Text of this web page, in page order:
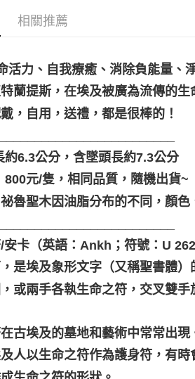
相關推薦
活力、自我療癒、消除負能量、
蘭提斯，在埃及被廣為流傳的
，自用，送禮，都是很棒的！
約6.3公分，含墜頭長約7.3公分
800元/隻，相同品質，隨機出貨~
魯聖木因油脂分布的不同，顏色
安卡（英語：Ankh；符號：U
是埃及象形文字（又稱聖書體
或兩手各執生命之符，交叉雙
古埃及的墓地和藝術中常常出
人以生命之符作為護身符，有